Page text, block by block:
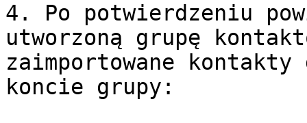
4. Po potwierdzeniu
utworzoną grupę
zaimportowane
koncie grupy: